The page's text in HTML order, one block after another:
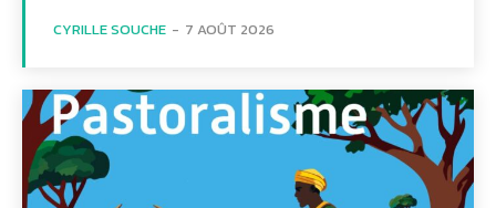
CYRILLE SOUCHE - 7 AOÛT 2026